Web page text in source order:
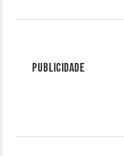
Publicidade